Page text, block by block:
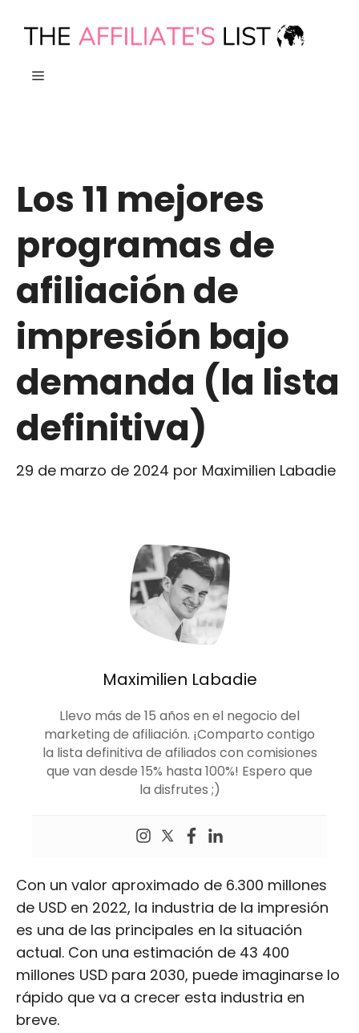
MENÚ
Los 11 mejores
programas de
afiliación de
impresión bajo
demanda (la lista
definitiva)
29 de marzo de 2024 por Maximilien Labadie
Maximilien Labadie
Llevo más de 15 años en el negocio del
marketing de afiliación. ¡Comparto contigo
la lista definitiva de afiliados con comisiones
que van desde 15% hasta 100%! Espero que
la disfrutes ;)
Con un valor aproximado de 6.300 millones
de USD en 2022, la industria de la impresión
es una de las principales en la situación
actual. Con una estimación de 43 400
millones USD para 2030, puede imaginarse lo
rápido que va a crecer esta industria en
breve.